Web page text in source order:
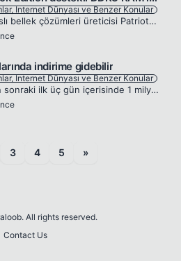
Internet Dünyası ve Benzer Konular
Yüksek performanslı bellek çözümleri üreticisi Patriot, oyuncular için hazırladığı G serisi &quot;AMD Black Edition&quot; uyumlu DDR3 bellek kitlerini duyurdu. Firmanın tamamı 4GB kapasiteli (2x 2GB)...
indirime gidebilir
Internet Dünyası ve Benzer Konular
Satışa sunulduktan sonraki ilk üç gün içerisinde 1 milyon adet satan iPhone 3Gs modeliyle gündemde olan Apple, iMac fiyatlarında indirime gidebilir. Gelen bilgilere göre Mart ayında Nvidia GeForce 94...
3 4 5 »
All rights reserved.
Contact Us